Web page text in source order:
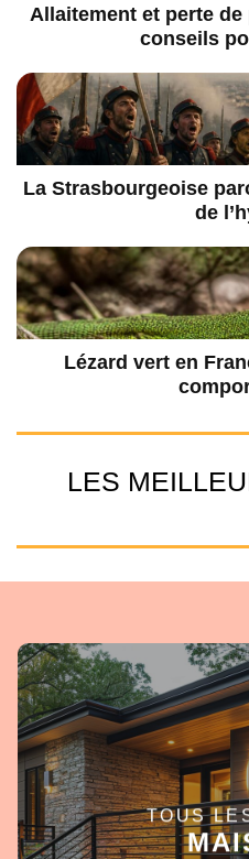
Allaitement et perte
conseils
La Strasbourgeoise
de
Lézard vert en
LES
TOUS
EN